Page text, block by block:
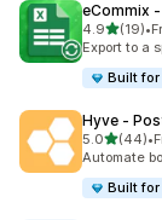
eCommix
4.9เต็ม 5 ดาว
(19)
ทั้งหมด 19 รีวิ
•
Export to a
Built
Hyve ‑
5.0เต็ม 5 ดาว
(44)
ทั้งหมด 44 รี
•
Automate
Built